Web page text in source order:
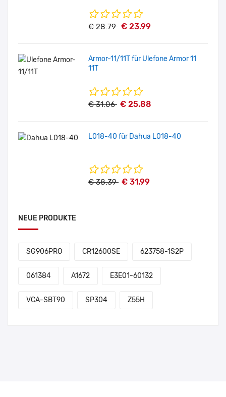
€ 28.79 € 23.99
Armor-11/11T für Ulefone Armor 11
11T
€ 31.06 € 25.88
L018-40 für Dahua L018-40
€ 38.39 € 31.99
NEUE PRODUKTE
SG906PRO CR12600SE 623758-1S2P
061384 A1672 E3E01-60132
VCA-SBT90 SP304 Z55H